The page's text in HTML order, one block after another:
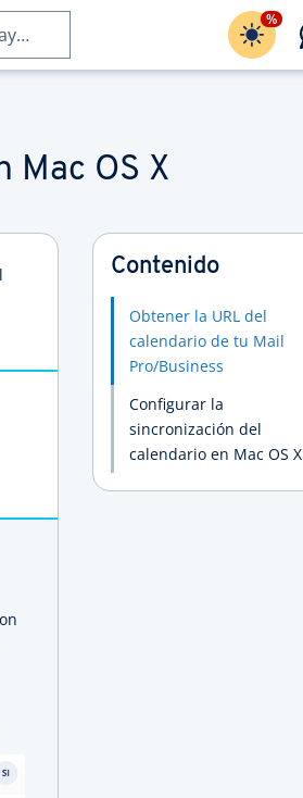
%
Mac OS X
Contenido
Obtener la URL del
calendario de tu Mail
Pro/Business
Configurar la
sincronización del
calendario en Mac OS X